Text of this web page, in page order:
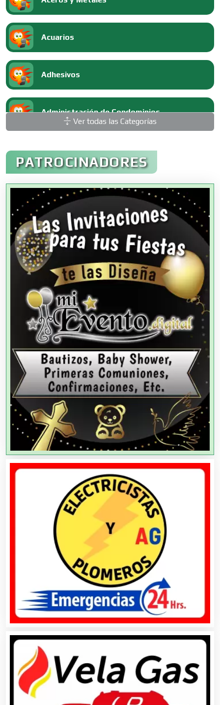
Acuarios
Adhesivos
Administración de Condominios
Administración de Empresas
Agencias Aduanales
Agencias de Autos
Agencias de Cobranza
Agencias de Colocación
Agencias de Modelos
Agencias de Publicidad
Agencias de Viajes
Agricultores
Agricultura y Ganadería
Agua Purificada
Aire Acondicionado
Alarmas
Albercas
Alimentos
Ver todas las Categorías
PATROCINADORES